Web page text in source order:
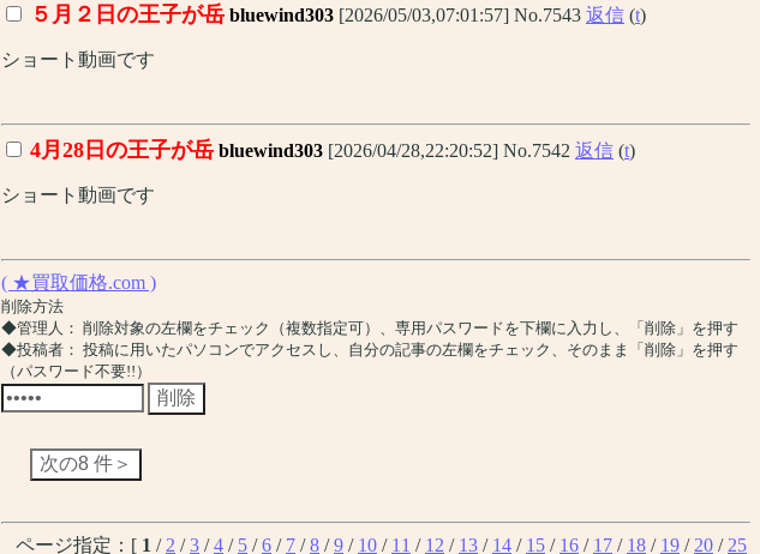
５月２日の王子が岳 bluewind303 [2026/05/03,07:01:57] No.7543 返信 (t)
ショート動画です
4月28日の王子が岳 bluewind303 [2026/04/28,22:20:52] No.7542 返信 (t)
ショート動画です
( ★買取価格.com )
削除方法
◆管理人： 削除対象の左欄をチェック（複数指定可）、専用パスワードを下欄に入力し、「削除」を押す
◆投稿者： 投稿に用いたパソコンでアクセスし、自分の記事の左欄をチェック、そのまま「削除」を押す
（パスワード不要!!）
ページ指定：[ 1 / 2 /3 /4 / 5 /6 / 7 /8 /9 / 10 / 11 / 12 / 13 / 14 / 15 / 16 / 17 / 18 / 19 / 20 / 25